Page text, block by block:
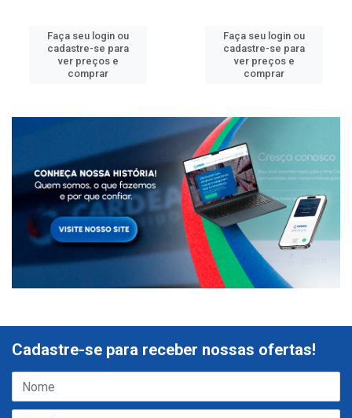
Faça seu login ou
cadastre-se para
ver preços e
comprar
Faça seu login ou
cadastre-se para
ver preços e
comprar
Cadastre-se para receber nossas ofertas!